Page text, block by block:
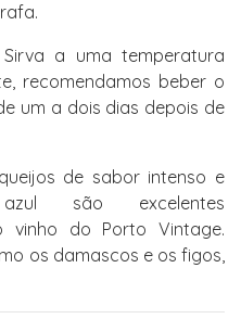
Sirva a uma temperatura
recomendamos beber o
um a dois dias depois de
de sabor intenso e
são excelentes
vinho do Porto Vintage.
os damascos e os figos,